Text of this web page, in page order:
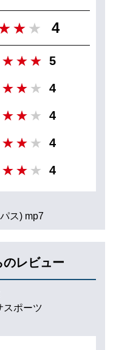
4
5
4
4
4
4
ス) mp7
のレビュー
ポーツ